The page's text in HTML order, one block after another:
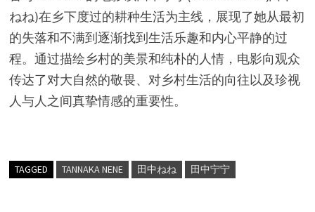
ねね)在乡下度过的耕种生活为主线，展现了她从最初
的失落和不满到逐渐找到生活乐趣和内心平静的过
程。通过描绘乡村的美景和纯朴的人情，电影向观众
传达了对大自然的敬畏、对乡村生活的向往以及珍视
人与人之间真挚情感的重要性。
TAGGED TANNAKA NENE 田中ねね 田中宁宁